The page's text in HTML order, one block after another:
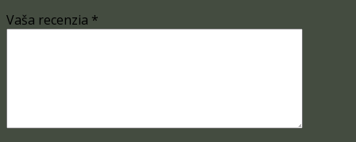
Vaša recenzia *